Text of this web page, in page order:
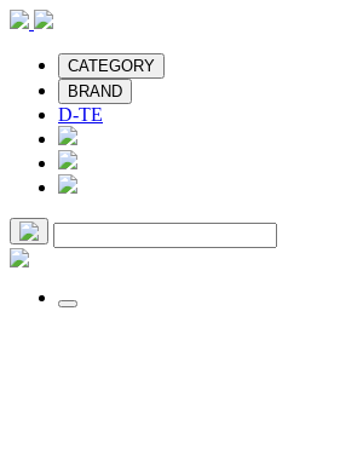
CATEGORY
BRAND
D-TE